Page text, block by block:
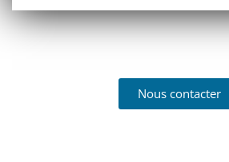
Nous contacter